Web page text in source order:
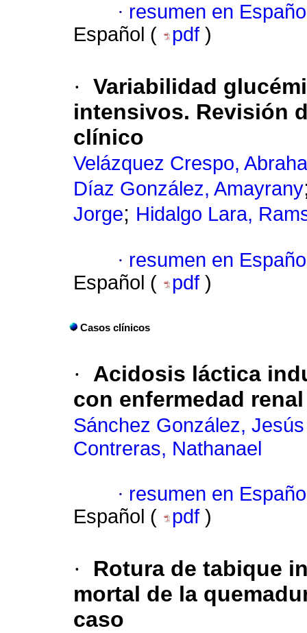
· resumen en
Español (
pdf )
· Variabilidad
intensivos. Revisión
clínico
Velázquez Crespo,
Díaz González, Amayrany
Jorge; Hidalgo Lara,
· resumen en
Español (
pdf )
Casos clínicos
·
Acidosis láctica
con enfermedad
Sánchez González,
Contreras, Nathanael
· resumen en
Español (
pdf )
·
Rotura de tabique
mortal de la
caso